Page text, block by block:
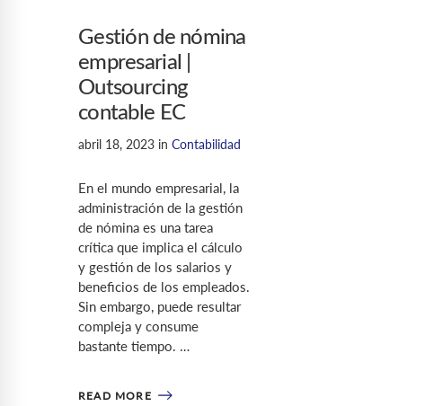
Gestión de nómina
empresarial |
Outsourcing
contable EC
abril 18, 2023 in Contabilidad
En el mundo empresarial, la
administración de la gestión
de nómina es una tarea
crítica que implica el cálculo
y gestión de los salarios y
beneficios de los empleados.
Sin embargo, puede resultar
compleja y consume
bastante tiempo. …
READ MORE